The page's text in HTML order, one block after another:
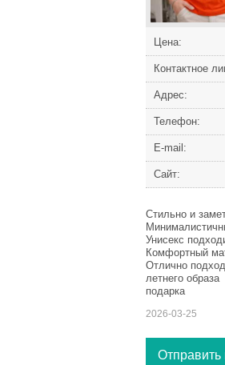
Цена:
Контактное
Адрес:
Телефон:
Е-mail:
Сайт:
Стильно и
Унисекс
Комфортный
Отлично
летнего образа
подарка
2026-03-25
Отправить